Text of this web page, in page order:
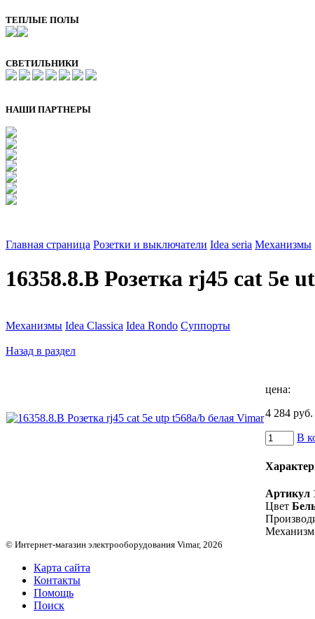
ТЕПЛЫЕ ПОЛЫ
СВЕТИЛЬНИКИ
НАШИ ПАРТНЕРЫ
Главная страница Розетки и выключатели Idea seria Механизмы
16358.8.B Розетка rj45 cat 5e
Механизмы Idea Classica Idea Rondo Суппорты
Назад в раздел
цена:
4 284 руб.
В
Артикул
Цвет
Механизм
© Интернет-магазин электрооборудования Vimar, 2026
Карта сайта
Контакты
Помощь
Поиск